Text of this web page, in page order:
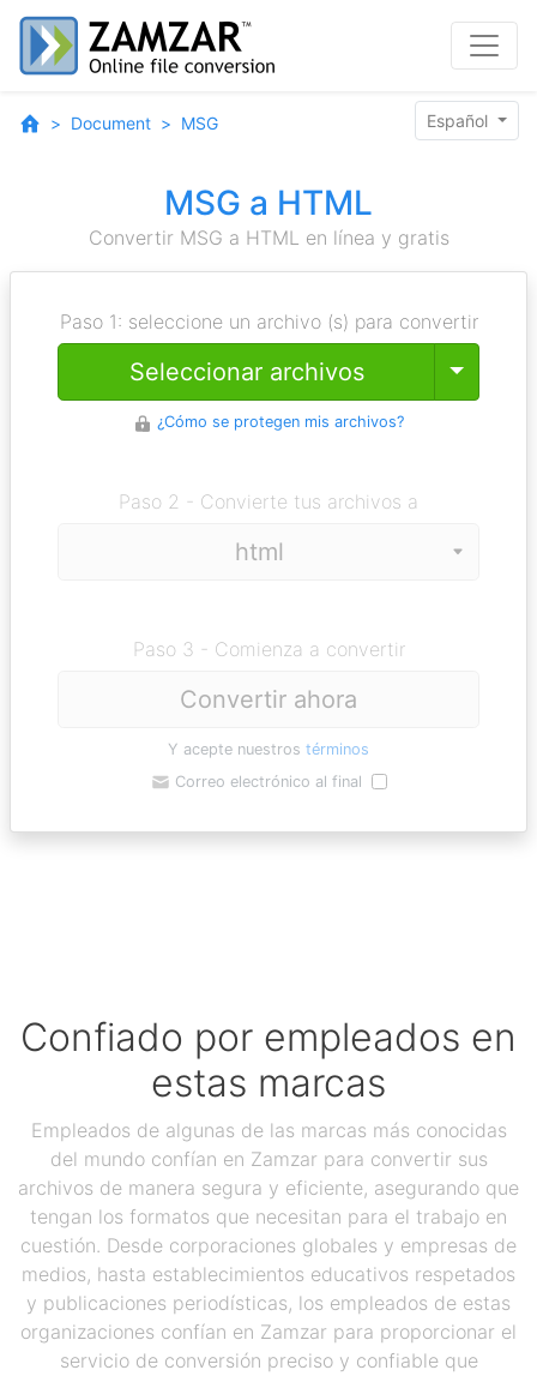
Document MSG Español
MSG a HTML
Convertir MSG a HTML en línea y gratis
Paso 1: seleccione un archivo (s) para convertir
Seleccionar archivos Toggle
¿Cómo se protegen mis archivos?
Paso 2 - Convierte tus archivos a
Paso 3 - Comienza a convertir
Convertir ahora
Y acepte nuestros términos
Correo electrónico al final
Confiado por empleados en
estas marcas
Empleados de algunas de las marcas más conocidas
del mundo confían en Zamzar para convertir sus
archivos de manera segura y eficiente, asegurando que
tengan los formatos que necesitan para el trabajo en
cuestión. Desde corporaciones globales y empresas de
medios, hasta establecimientos educativos respetados
y publicaciones periodísticas, los empleados de estas
organizaciones confían en Zamzar para proporcionar el
servicio de conversión preciso y confiable que